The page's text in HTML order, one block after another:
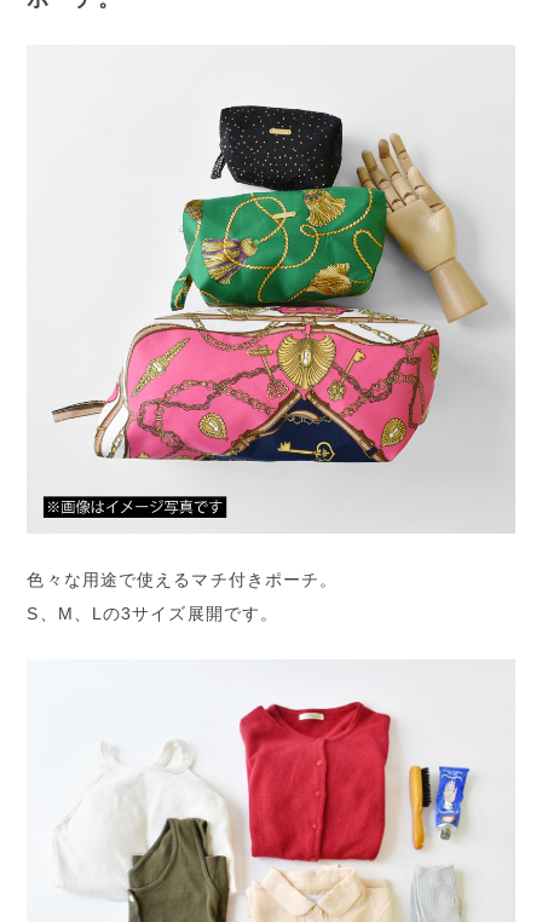
色々な用途で使えるマチ付きポーチ。
S、M、Lの3サイズ展開です。